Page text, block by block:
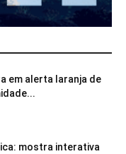
em alerta laranja de
mostra interativa